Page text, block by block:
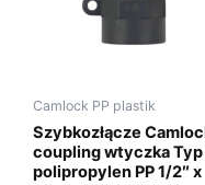
Camlock PP plastik
Szybkozłącze
coupling wtyczka Typ
polipropylen PP 1/2″ x